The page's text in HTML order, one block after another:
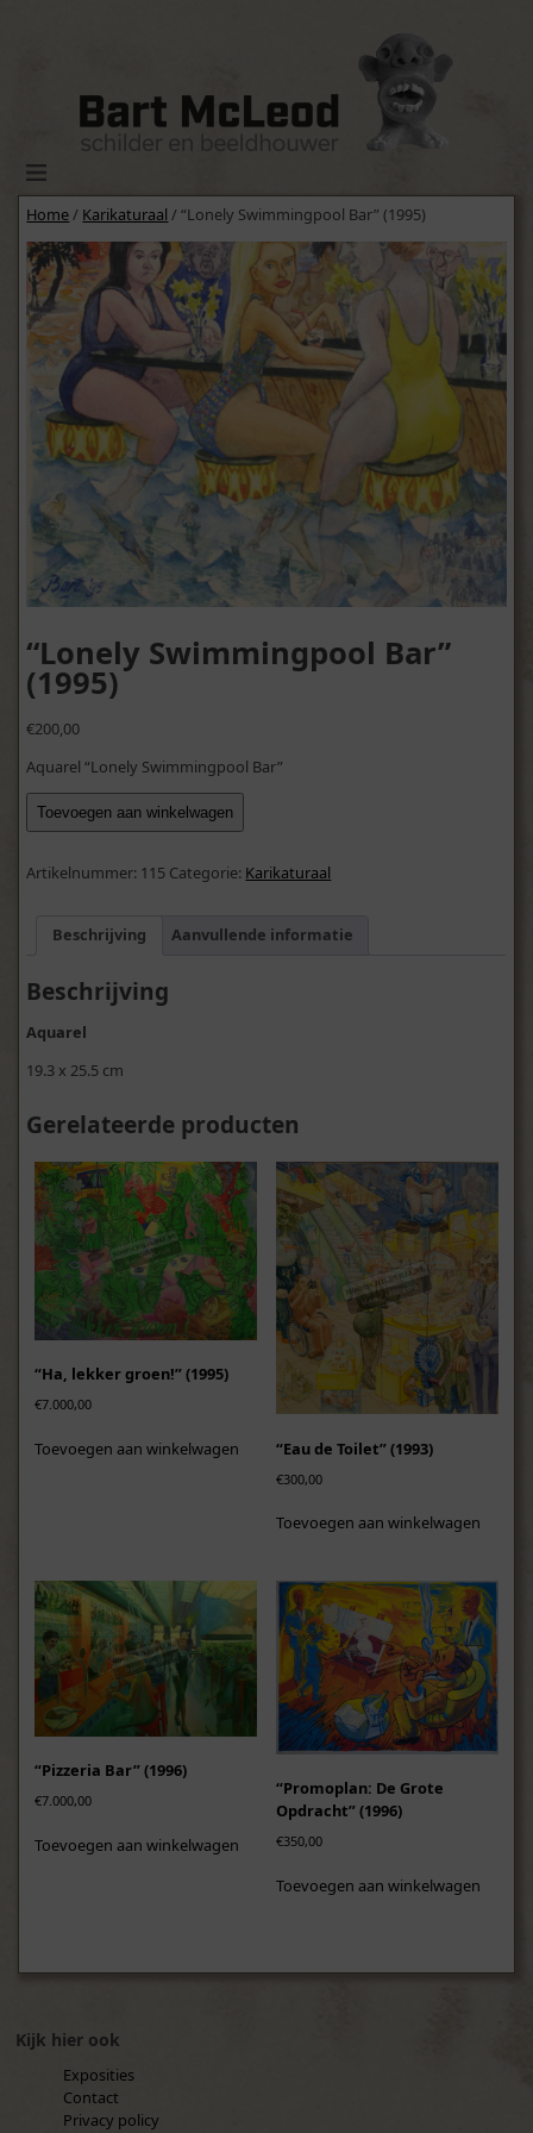
Home/ Karikaturaal / “Lonely Swimmingpool Bar” (1995)
“Lonely Swimmingpool Bar”
(1995)
€200,00
Aquarel “Lonely Swimmingpool Bar”
"Lonely
Swimmingpool
(1995)
Toevoegen aan winkelwagen
Artikelnummer: 115 Categorie: Karikaturaal
Beschrijving Aanvullende informatie
Beschrijving
Aquarel
19.3 x 25.5 cm
Gerelateerde producten
“Ha, lekker groen!” (1995)
€7.000,00
Toevoegen aan winkelwagen “Eau de Toilet” (1993)
€300,00
Toevoegen aan winkelwagen
“Pizzeria Bar” (1996)
€7.000,00
Toevoegen aan winkelwagen
“Promoplan: De Grote
Opdracht” (1996)
€350,00
Toevoegen aan winkelwagen
Kijk hier ook
Exposities
Contact
Privacy policy